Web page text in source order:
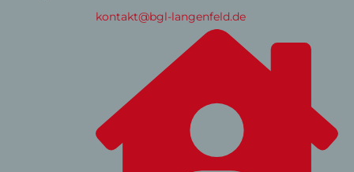
kontakt@bgl-langenfeld.de